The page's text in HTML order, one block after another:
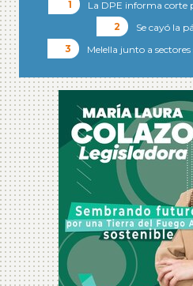
La DPE informa corte
Se cayó la
Melella junto a